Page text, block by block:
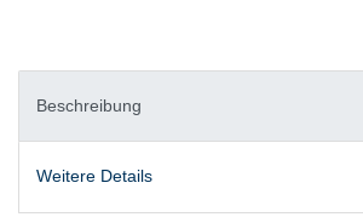
Beschreibung
Weitere Details